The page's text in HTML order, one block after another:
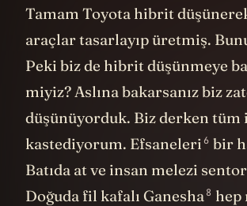
Tamam Toyota hibrit
araçlar tasarlayıp üretmiş.
Peki biz de hibrit düşünmeye
miyiz? Aslına bakarsanız biz
düşünüyorduk. Biz derken tüm
kastediyorum. Efsaneleri6 bir
Batıda at ve insan melezi
Doğuda fil kafalı Ganesha8 hep